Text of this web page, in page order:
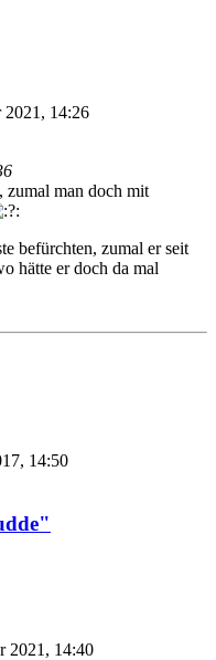
2021, 14:26
zumal man doch mit
befürchten, zumal er seit
hätte er doch da mal
14:50
2021, 14:40